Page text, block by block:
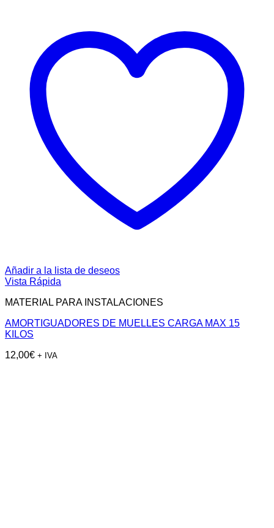
Añadir a la lista de deseos
Vista Rápida
MATERIAL PARA INSTALACIONES
AMORTIGUADORES DE MUELLES CARGA MAX 15
KILOS
12,00€ + IVA